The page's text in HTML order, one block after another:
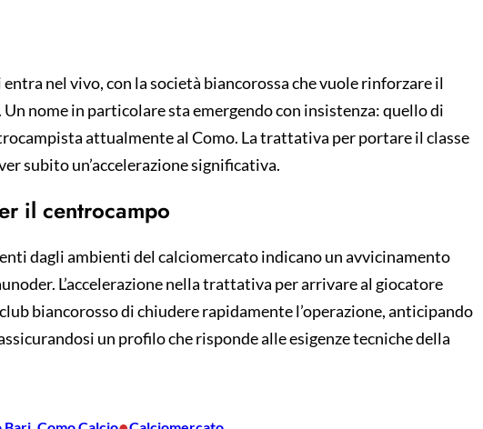
nel vivo, con la società biancorossa che vuole rinforzare il
nome in particolare sta emergendo con insistenza: quello di
attualmente al Como. La trattativa per portare il classe
subito un’accelerazione significativa.
il centrocampo
dagli ambienti del calciomercato indicano un avvicinamento
L’accelerazione nella trattativa per arrivare al giocatore
biancorosso di chiudere rapidamente l’operazione, anticipando
un profilo che risponde alle esigenze tecniche della